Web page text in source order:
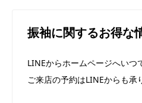
振袖に関するお得な
LINEからホームページへいつ
ご来店の予約はLINEからも承